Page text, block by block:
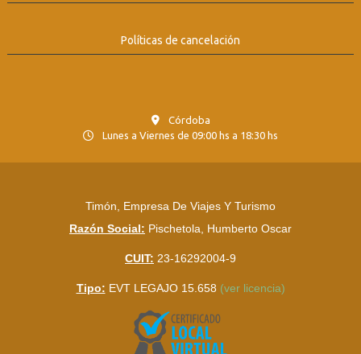
Políticas de cancelación
Córdoba
Lunes a Viernes de 09:00 hs a 18:30 hs
Timón, Empresa De Viajes Y Turismo
Razón Social: Pischetola, Humberto Oscar
CUIT: 23-16292004-9
Tipo: EVT LEGAJO 15.658 (ver licencia)